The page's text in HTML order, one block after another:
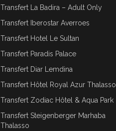
Transfert La Badira – Adult Only
Transfert Iberostar Averroes
Transfert Hotel Le Sultan
Transfert Paradis Palace
Transfert Diar Lemdina
Transfert Hôtel Royal Azur Thalasso
Transfert Zodiac Hôtel & Aqua Park
Transfert Steigenberger Marhaba
Thalasso